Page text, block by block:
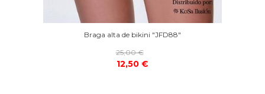
Braga alta de bikini "JFD88"
25,00 €
12,50 €